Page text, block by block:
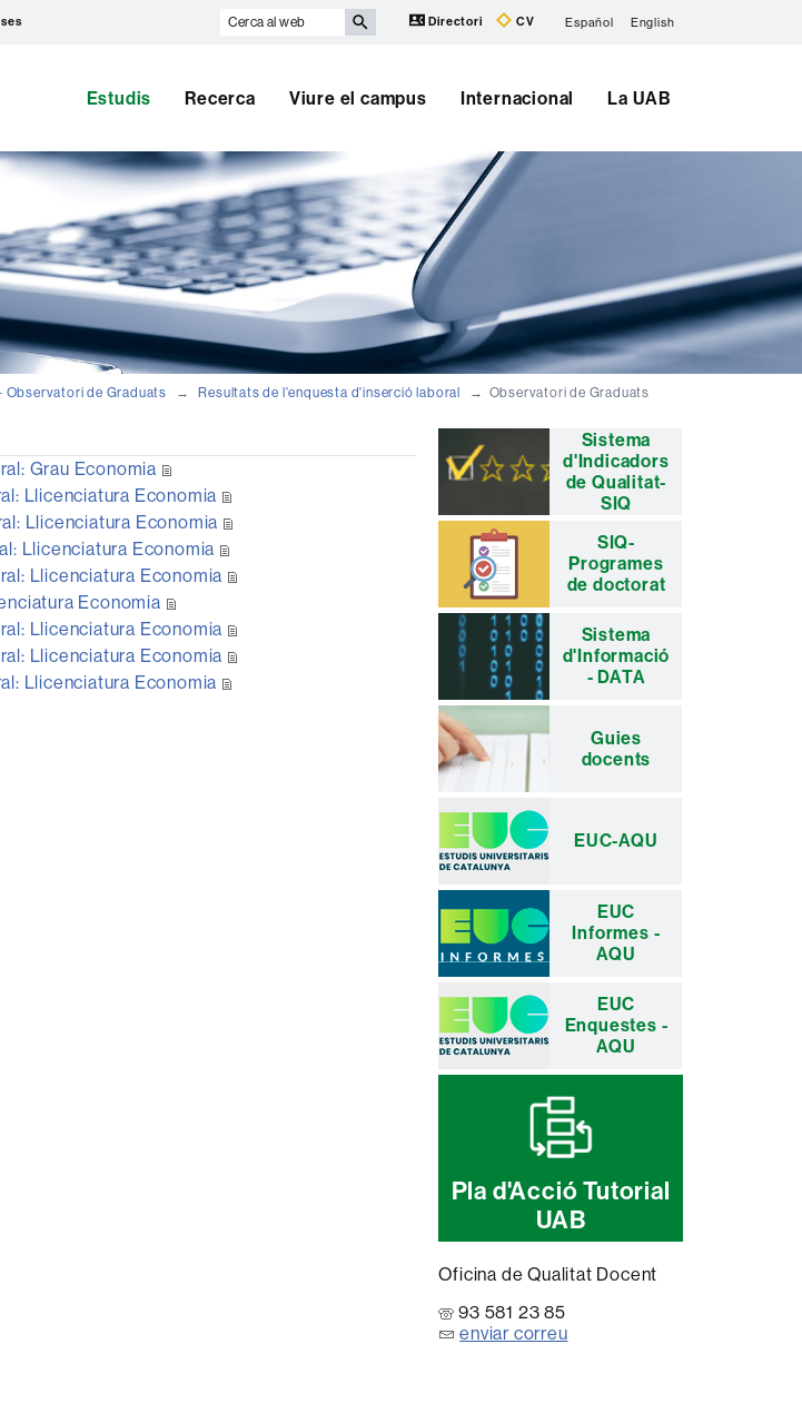
Cerca
Directori CV Español English
Estudis Recerca Viure el campus Internacional La UAB
Observatori de Graduats Resultats de l'enquesta d'inserció laboral Observatori de Graduats
Grau Economia
Llicenciatura Economia
Llicenciatura Economia
Llicenciatura Economia
Llicenciatura Economia
Economia
Llicenciatura Economia
Llicenciatura Economia
Llicenciatura Economia
Informació
complementària
Sistema
d'Indicadors
de Qualitat-
SIQ
SIQ-
Programes
de doctorat
Sistema
d'Informació
- DATA
Guies
docents
EUC-AQU
EUC
Informes -
AQU
EUC
Enquestes -
AQU
Pla d'Acció Tutorial
UAB
Oficina de Qualitat Docent
93 581 23 85
enviar correu